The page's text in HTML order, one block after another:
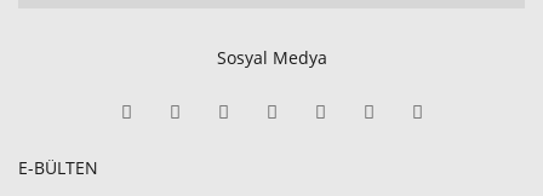
Sosyal Medya
E-BÜLTEN